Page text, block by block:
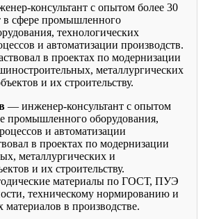
консультант с опытом более 30
в сфере промышленного
технологических
и автоматизации производств.
в проектах по модернизации
металлургических
и их строительству.
— инженер-консультант с опытом
промышленного оборудования,
и автоматизации
в проектах по модернизации
металлургических и
и их строительству.
материалы по ГОСТ, ПУЭ
техническому нормированию и
в производстве.